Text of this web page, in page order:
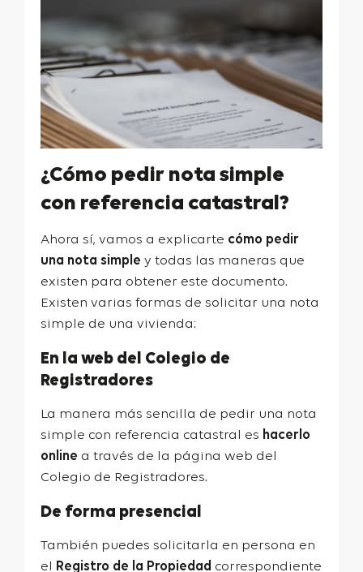
¿Cómo pedir nota simple
con referencia catastral?
Ahora sí, vamos a explicarte cómo pedir
una nota simple y todas las maneras que
existen para obtener este documento.
Existen varias formas de solicitar una nota
simple de una vivienda:
En la web del Colegio de
Registradores
La manera más sencilla de pedir una nota
simple con referencia catastral es hacerlo
online a través de la página web del
Colegio de Registradores.
De forma presencial
También puedes solicitarla en persona en
el Registro de la Propiedad correspondiente